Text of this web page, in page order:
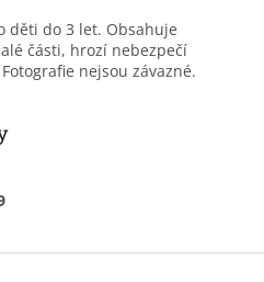
děti do 3 let. Obsahuje
části, hrozí nebezpečí
nejsou závazné.